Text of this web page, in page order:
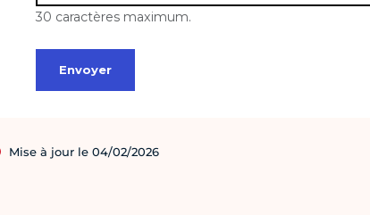
Mise à jour le 04/02/2026